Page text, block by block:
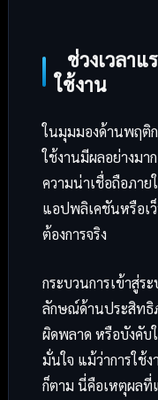
ช่วงเวลา
ใช้งาน
ในมุมมองด้านพฤติก
ใช้งานมีผลอย่างมา
ความน่าเชื่อถือภาย
แอปพลิเคชันหรือเ
ต้องการจริง
กระบวนการเข้าสู่ร
ลักษณ์ด้านประสิทธิ
ผิดพลาด หรือบังคับ
มั่นใจ แม้ว่าการใช้
ก็ตาม นี่คือเหตุผล